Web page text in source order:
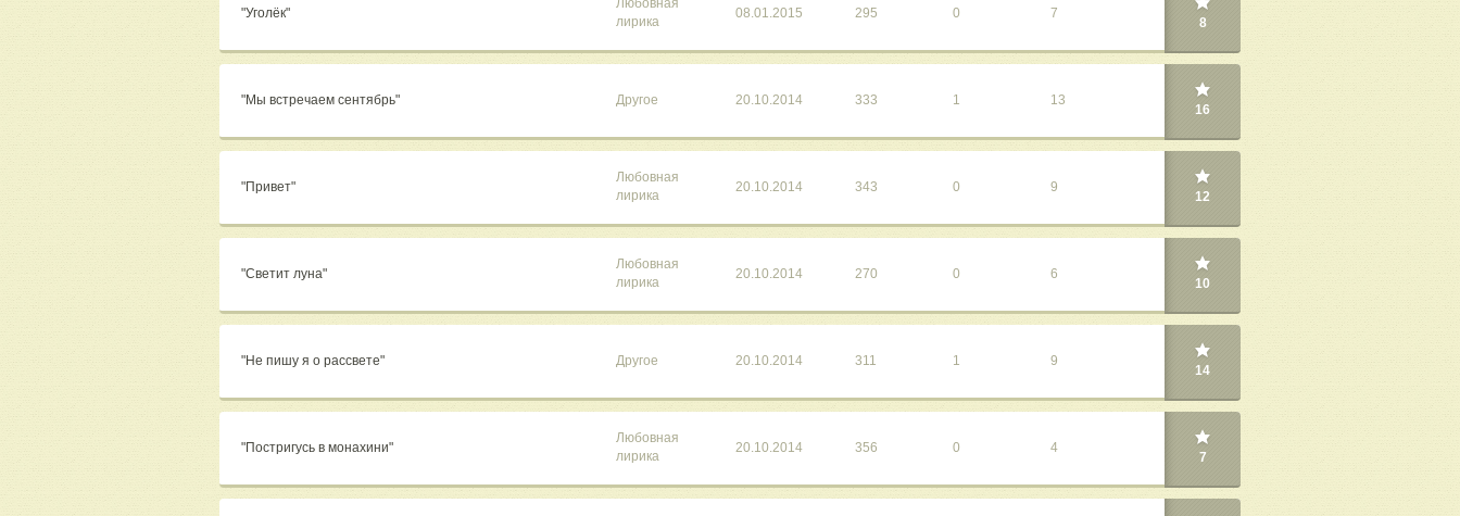
"Уголёк"
Любовная
лирика
08.01.2015 295 0 7
8
"Мы встречаем сентябрь" Другое 20.10.2014 333 1 13
16
"Привет"
Любовная
лирика
20.10.2014 343 0 9
12
"Светит луна"
Любовная
лирика
20.10.2014 270 0 6
10
"Не пишу я о рассвете" Другое 20.10.2014 311 1 9
14
"Постригусь в монахини"
Любовная
лирика
20.10.2014 356 0 4
7